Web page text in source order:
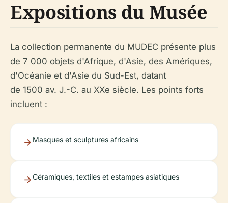
Expositions du Musée
La collection permanente du MUDEC présente plus
de 7 000 objets d'Afrique, d'Asie, des Amériques,
d'Océanie et d'Asie du Sud-Est, datant
de 1500 av. J.-C. au XXe siècle. Les points forts
incluent :
Masques et sculptures africains
Céramiques, textiles et estampes asiatiques